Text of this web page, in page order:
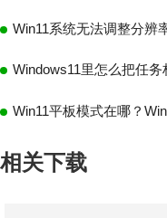
Win11系统无法调整分辨
Windows11里怎么把任务
Win11平板模式在哪？
相关下载